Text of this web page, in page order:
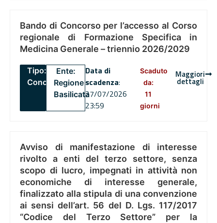
Bando di Concorso per l’accesso al Corso
regionale di Formazione Specifica in
Medicina Generale – triennio 2026/2029
Tipo:
Concorsi
Ente:
Regione
Basilicata
Data di
scadenza:
27/07/2026
23:59
Scaduto
da:
11
giorni
Maggiori
dettagli
Avviso di manifestazione di interesse
rivolto a enti del terzo settore, senza
scopo di lucro, impegnati in attività non
economiche di interesse generale,
finalizzato alla stipula di una convenzione
ai sensi dell’art. 56 del D. Lgs. 117/2017
“Codice del Terzo Settore” per la